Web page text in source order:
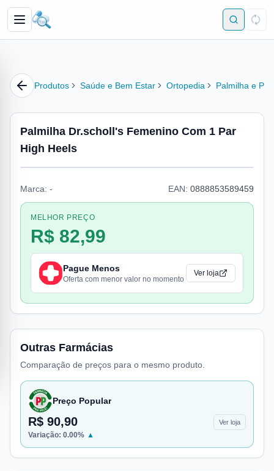
Produtos Saúde e Bem Estar Ortopedia Palmilha e
Palmilha Dr.scholl's Femenino Com 1 Par
High Heels
Marca: - EAN: 0888853589459
MELHOR PREÇO
R$ 82,99
Pague Menos
Oferta com menor valor no momento
Ver loja
Outras Farmácias
Comparação de preços para o mesmo produto.
Preço Popular
R$ 90,90 Ver loja
Variação: 0.00% ▲